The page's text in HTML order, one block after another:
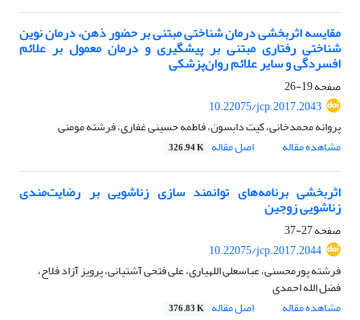
مقایسه اثربخشی درمان شناختی مبتنی بر حضور ذهن، درمان نوین
شناختی رفتاری مبتنی بر پیشگیری و درمان معمول بر علائم
افسردگی و سایر علائم روان‌پزشکی
صفحه19-26
10.22075/jcp.2017.2043
پروانه محمدخانی، کیت دابسون، فاطمه حسینی غفاری، فرشته مومنی
مشاهده مقاله
اصل مقاله 326.94 K
اثربخشی برنامه‌های توانمند سازی زناشویی بر رضایت‌مندی
زناشویی زوجین
صفحه27-37
10.22075/jcp.2017.2044
فرشته پورمحسنی، عباسعلی اللهیاری، علی فتحی آشتیانی، پرویز آزاد فلاح،
فضل الله احمدی
مشاهده مقاله
اصل مقاله 376.83 K